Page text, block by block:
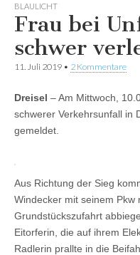
BLAULICHT
Frau bei
schwer
11. Juli 2019 • 2 Kommentare
Dreisel – Am Mittwoch,
schwerer Verkehrsunfall in
gemeldet.
Aus Richtung der Sieg
Windecker mit seinem Pkw
Grundstückszufahrt
Eitorferin, die auf ihrem
Radlerin prallte in die